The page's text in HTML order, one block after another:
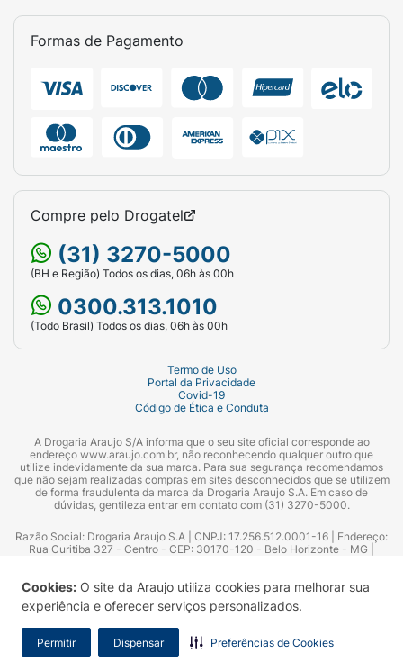
Cookies: O site da Araujo utiliza cookies para melhorar sua
experiência e oferecer serviços personalizados.
Permitir Dispensar Preferências de Cookies
Formas de Pagamento
Compre pelo Drogatel
(31) 3270-5000
(BH e Região) Todos os dias, 06h às 00h
0300.313.1010
(Todo Brasil) Todos os dias, 06h às 00h
Termo de Uso
Portal da Privacidade
Covid-19
Código de Ética e Conduta
A Drogaria Araujo S/A informa que o seu site oficial corresponde ao
endereço www.araujo.com.br, não reconhecendo qualquer outro que
utilize indevidamente da sua marca. Para sua segurança recomendamos
que não sejam realizadas compras em sites desconhecidos que se utilizem
de forma fraudulenta da marca da Drogaria Araujo S.A. Em caso de
dúvidas, gentileza entrar em contato com (31) 3270-5000.
Razão Social: Drogaria Araujo S.A | CNPJ: 17.256.512.0001-16 | Endereço:
Rua Curitiba 327 - Centro - CEP: 30170-120 - Belo Horizonte - MG |
Azevedo Guimarães – CRF 10.965 | Yasmin Silva Alvarenga – CRF 52.584 -
Consultor substituto: Thiago Aguiar Pinheiro - CRF Nº 13.748. Alvará
Sanitário: 2025020713 | Autorização de Funcionamento da Empresa (AFE):